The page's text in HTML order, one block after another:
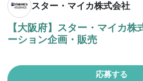
スター・マイカ株式会社
【大阪府】スター・マイカ株
ーション企画・販売
応募する